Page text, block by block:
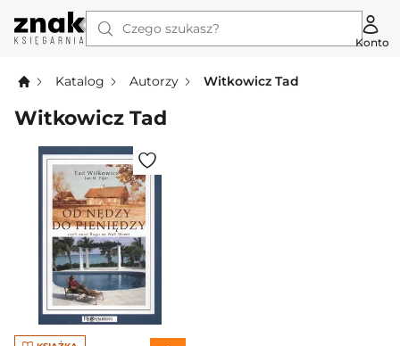
Czego szukasz?
Konto
Katalog Autorzy Witkowicz Tad
Witkowicz Tad